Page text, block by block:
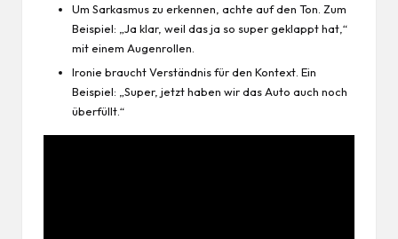
Um Sarkasmus zu erkennen, achte auf den Ton. Zum
Beispiel: „Ja klar, weil das ja so super geklappt hat,“
mit einem Augenrollen.
Ironie braucht Verständnis für den Kontext. Ein
Beispiel: „Super, jetzt haben wir dasAuto auch noch
überfüllt.“